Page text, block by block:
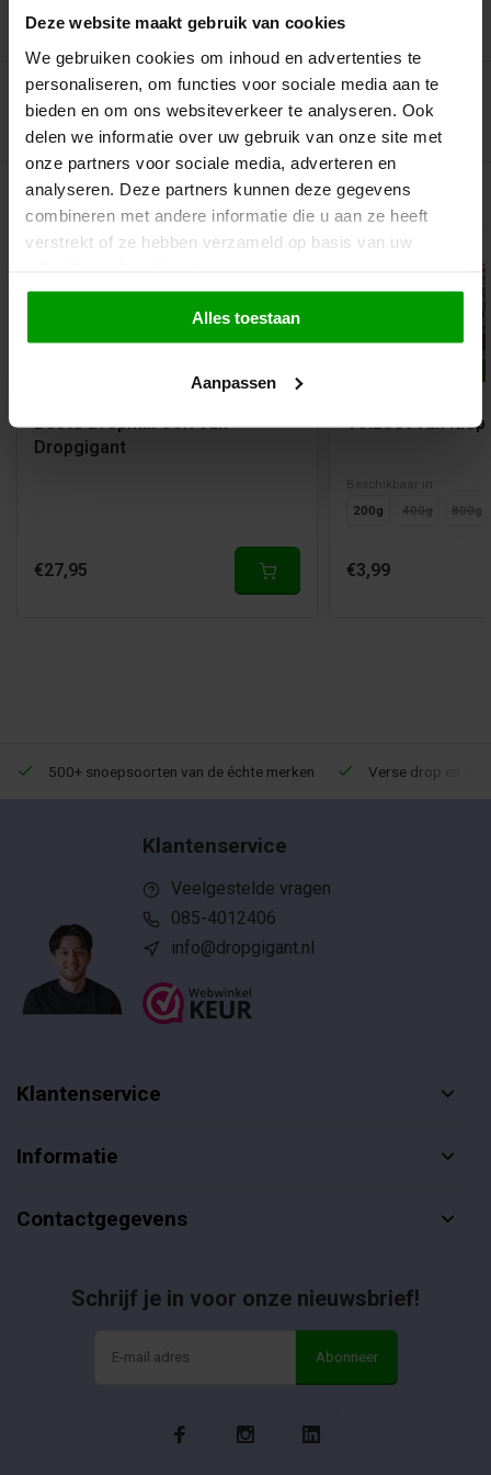
Deze website maakt gebruik van cookies
We gebruiken cookies om inhoud en advertenties te
personaliseren, om functies voor sociale media aan te
bieden en om ons websiteverkeer te analyseren. Ook
delen we informatie over uw gebruik van onze site met
onze partners voor sociale media, adverteren en
analyseren. Deze partners kunnen deze gegevens
combineren met andere informatie die u aan ze heeft
verstrekt of ze hebben verzameld op basis van uw
Alles toestaan
Aanpassen
Recent bekeken
Gerelateerde producten
Beste Dropmix Ooit van
Dropgigant
€27,95
Volzoet van
Beschikbaar in
200g
400g 800g
€3,99
500+ snoepsoorten van de échte merken Verse drop en
Klantenservice
Veelgestelde vragen
085-4012406
info@dropgigant.nl
Klantenservice
Informatie
Contactgegevens
Schrijf je in voor onze nieuwsbrief!
Abonneer